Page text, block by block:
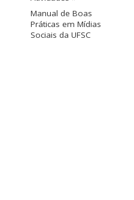
Manual de Boas
Práticas em Mídias
Sociais da UFSC